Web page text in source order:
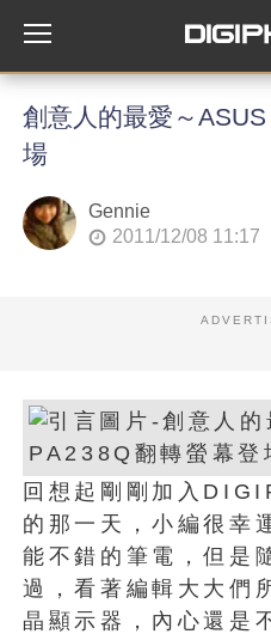
創意人的最愛～
場
Gennie
2011/12/08 11:17
回想起剛剛加入
的那一天，小編很幸
能不錯的筆電，但是
過，看著編輯大大們
晶顯示器，內心還是